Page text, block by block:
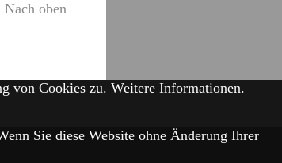
Nach oben
von Cookies zu. Weitere Informationen.
Sie diese Website ohne Änderung Ihrer